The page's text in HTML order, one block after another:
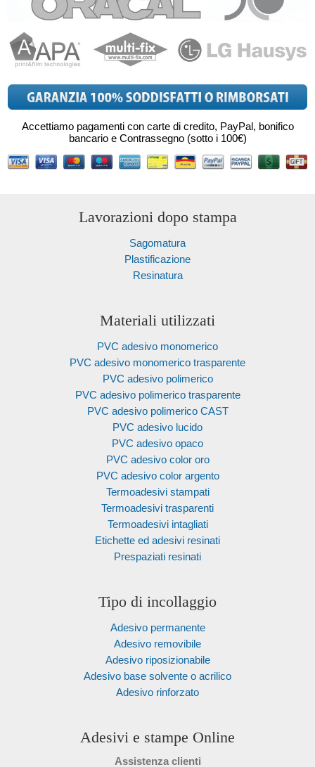
Accettiamo pagamenti con carte di credito, PayPal, bonifico
bancario e Contrassegno (sotto i 100€)
Lavorazioni dopo stampa
Sagomatura
Plastificazione
Resinatura
Materiali utilizzati
PVC adesivo monomerico
PVC adesivo monomerico trasparente
PVC adesivo polimerico
PVC adesivo polimerico trasparente
PVC adesivo polimerico CAST
PVC adesivo lucido
PVC adesivo opaco
PVC adesivo color oro
PVC adesivo color argento
Termoadesivi stampati
Termoadesivi trasparenti
Termoadesivi intagliati
Etichette ed adesivi resinati
Prespaziati resinati
Tipo di incollaggio
Adesivo permanente
Adesivo removibile
Adesivo riposizionabile
Adesivo base solvente o acrilico
Adesivo rinforzato
Adesivi e stampe Online
Assistenza clienti